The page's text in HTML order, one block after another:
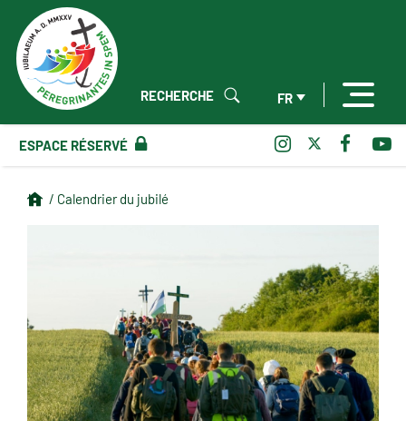
FR
RECHERCHE
ESPACE RÉSERVÉ
/ Calendrier du jubilé